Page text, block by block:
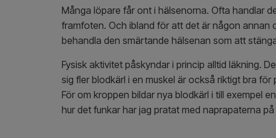
Många löpare får ont i hälsenorna. Ofta handlar
framfoten. Och ibland för att det är någon annan
behandla den smärtande hälsenan som att
Fysisk aktivitet påskyndar i princip alltid läkning.
sig fler blodkärl i en muskel är också riktigt bra
För om kroppen bildar nya blodkärl i till exempel
hur det funkar har jag pratat med naprapaterna